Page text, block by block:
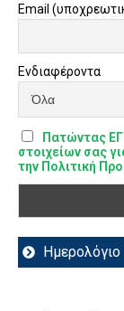
Email
Ενδιαφέροντα
Πατώντας
στοιχείων σας
την Πολιτική
Ημερολόγιο